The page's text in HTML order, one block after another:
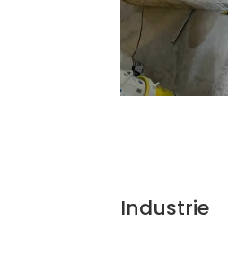
Industrie